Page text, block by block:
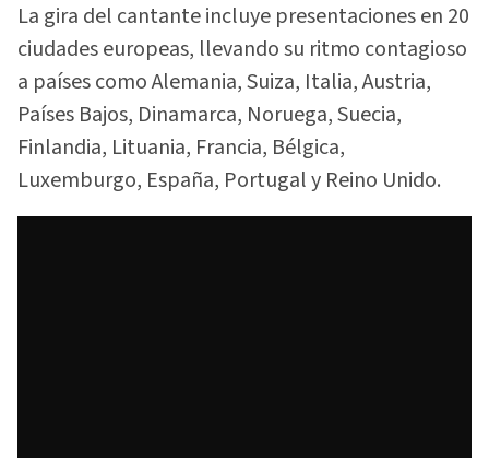
La gira del cantante incluye presentaciones en 20
ciudades europeas, llevando su ritmo contagioso
a países como Alemania, Suiza, Italia, Austria,
Países Bajos, Dinamarca, Noruega, Suecia,
Finlandia, Lituania, Francia, Bélgica,
Luxemburgo, España, Portugal y Reino Unido.